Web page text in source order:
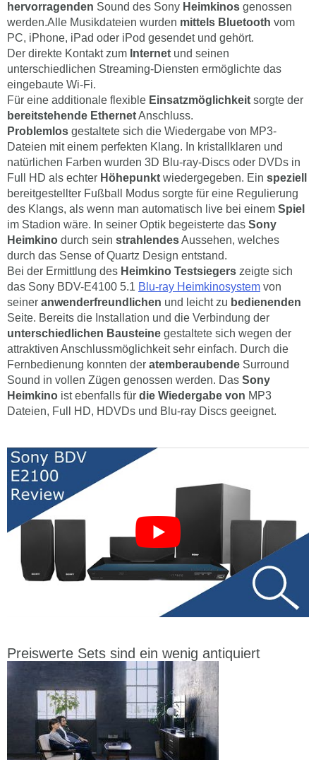
hervorragenden Sound des Sony Heimkinos genossen
werden.Alle Musikdateien wurden mittels Bluetooth vom
PC, iPhone, iPad oder iPod gesendet und gehört.
Der direkte Kontakt zum Internet und seinen
unterschiedlichen Streaming-Diensten ermöglichte das
eingebaute Wi-Fi.
Für eine additionale flexible Einsatzmöglichkeit sorgte der
bereitstehende EthernetAnschluss.
Problemlos gestaltete sich die Wiedergabe von MP3-
Dateien mit einem perfekten Klang. In kristallklaren und
natürlichen Farben wurden 3D Blu-ray-Discs oder DVDs in
Full HD als echter Höhepunkt wiedergegeben. Ein speziell
bereitgestellter Fußball Modus sorgte für eine Regulierung
des Klangs, als wenn man automatisch live bei einem Spiel
im Stadion wäre. In seiner Optik begeisterte das Sony
Heimkino durch sein strahlendesAussehen, welches
durch das Sense of Quartz Design entstand.
Bei der Ermittlung des Heimkino Testsiegers zeigte sich
das Sony BDV-E4100 5.1 Blu-ray Heimkinosystem von
seiner anwenderfreundlichen und leicht zu bedienenden
Seite. Bereits die Installation und die Verbindung der
unterschiedlichen Bausteine gestaltete sich wegen der
attraktiven Anschlussmöglichkeit sehr einfach. Durch die
Fernbedienung konnten der atemberaubende Surround
Sound in vollen Zügen genossen werden. Das Sony
Heimkino ist ebenfalls für die Wiedergabe von MP3
Dateien, Full HD, HDVDs und Blu-ray Discs geeignet.
Preiswerte Sets sind ein wenig antiquiert